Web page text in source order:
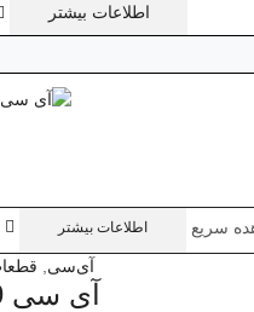
اطلاعات بیشتر
سریع اطلاعات بیشتر
آی‌سی
آی‌ سی 34H119